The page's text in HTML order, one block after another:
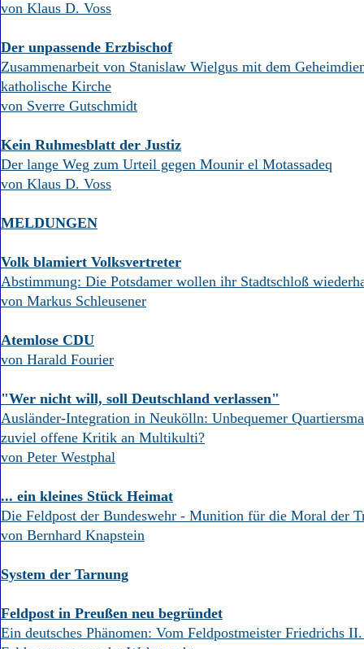
Abo Prämien
Archiv
Datenschutz
von Klaus D. Voss
Der unpassende Erzbischof
Zusammenarbeit von Stanislaw Wielgus mit dem
katholische Kirche
von Sverre Gutschmidt
Kein Ruhmesblatt der Justiz
Der lange Weg zum Urteil gegen Mounir el Motassadeq
von Klaus D. Voss
MELDUNGEN
Volk blamiert Volksvertreter
Abstimmung: Die Potsdamer wollen ihr Stadtschloß
von Markus Schleusener
Atemlose CDU
von Harald Fourier
"Wer nicht will, soll Deutschland verlassen"
Ausländer-Integration in Neukölln: Unbequemer
zuviel offene Kritik an Multikulti?
von Peter Westphal
... ein kleines Stück Heimat
Die Feldpost der Bundeswehr - Munition für die Moral der
von Bernhard Knapstein
System der Tarnung
Feldpost in Preußen neu begründet
Ein deutsches Phänomen: Vom Feldpostmeister Friedrichs